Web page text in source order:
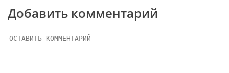
Добавить комментарий